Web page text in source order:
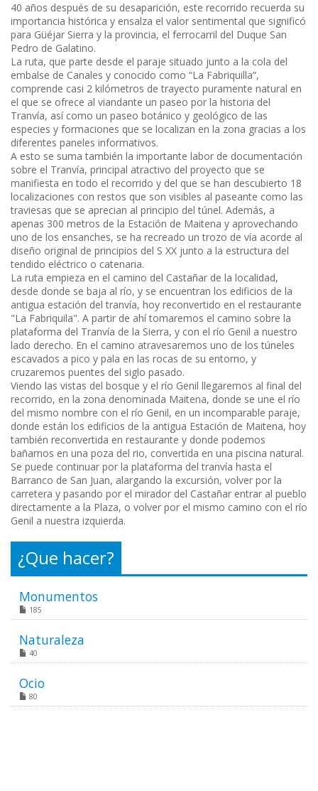
40 años después de su desaparición, este recorrido recuerda su
importancia histórica y ensalza el valor sentimental que significó
para Güéjar Sierra y la provincia, el ferrocarril del Duque San
Pedro de Galatino.
La ruta, que parte desde el paraje situado junto a la cola del
embalse de Canales y conocido como “La Fabriquilla”,
comprende casi 2 kilómetros de trayecto puramente natural en
el que se ofrece al viandante un paseo por la historia del
Tranvía, así como un paseo botánico y geológico de las
especies y formaciones que se localizan en la zona gracias a los
diferentes paneles informativos.
A esto se suma también la importante labor de documentación
sobre el Tranvía, principal atractivo del proyecto que se
manifiesta en todo el recorrido y del que se han descubierto 18
localizaciones con restos que son visibles al paseante como las
traviesas que se aprecian al principio del túnel. Además, a
apenas 300 metros de la Estación de Maitena y aprovechando
uno de los ensanches, se ha recreado un trozo de vía acorde al
diseño original de principios del S XX junto a la estructura del
tendido eléctrico o catenaria.
La ruta empieza en el camino del Castañar de la localidad,
desde donde se baja al río, y se encuentran los edificios de la
antigua estación del tranvía, hoy reconvertido en el restaurante
"La Fabriquila". A partir de ahí tomaremos el camino sobre la
plataforma del Tranvía de la Sierra, y con el río Genil a nuestro
lado derecho. En el camino atravesaremos uno de los túneles
escavados a pico y pala en las rocas de su entorno, y
cruzaremos puentes del siglo pasado.
Viendo las vistas del bosque y el río Genil llegaremos al final del
recorrido, en la zona denominada Maitena, donde se une el río
del mismo nombre con el río Genil, en un incomparable paraje,
donde están los edificios de la antigua Estación de Maitena, hoy
también reconvertida en restaurante y donde podemos
bañarnos en una poza del rio, convertida en una piscina natural.
Se puede continuar por la plataforma del tranvía hasta el
Barranco de San Juan, alargando la excursión, volver por la
carretera y pasando por el mirador del Castañar entrar al pueblo
directamente a la Plaza, o volver por el mismo camino con el río
Genil a nuestra izquierda.
¿Que hacer?
Monumentos
185
Naturaleza
40
Ocio
80